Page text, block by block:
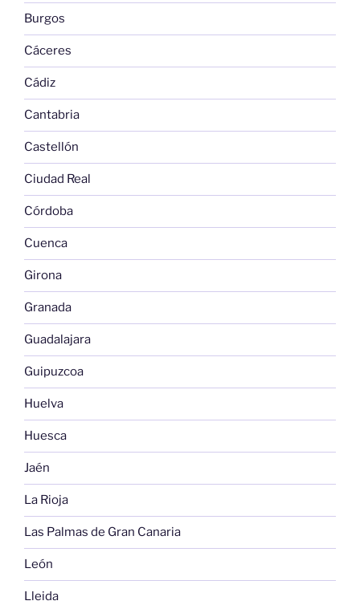
Burgos
Cáceres
Cádiz
Cantabria
Castellón
Ciudad Real
Córdoba
Cuenca
Girona
Granada
Guadalajara
Guipuzcoa
Huelva
Huesca
Jaén
La Rioja
Las Palmas de Gran Canaria
León
Lleida